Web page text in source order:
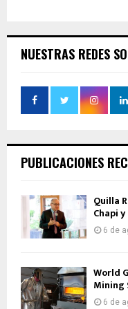
NUESTRAS REDES
PUBLICACIONES
Quilla
Chapi
6 de
World
Mining
6 de